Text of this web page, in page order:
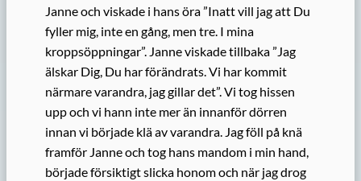
Janne och viskade i hans öra ”Inatt vill jag att Du
fyller mig, inte en gång, men tre. I mina
kroppsöppningar”. Janne viskade tillbaka ”Jag
älskar Dig, Du har förändrats. Vi har kommit
närmare varandra, jag gillar det”. Vi tog hissen
upp och vi hann inte mer än innanför dörren
innan vi började klä av varandra. Jag föll på knä
framför Janne och tog hans mandom i min hand,
började försiktigt slicka honom och när jag drog